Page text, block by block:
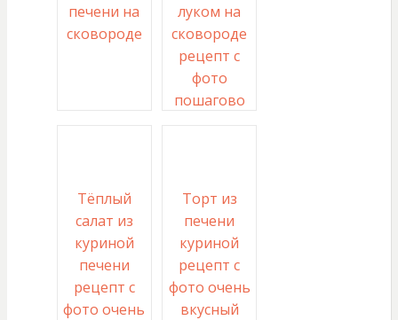
печени на
сковороде
луком на
сковороде
рецепт с
фото
пошагово
Тёплый
салат из
куриной
печени
рецепт с
фото очень
Торт из
печени
куриной
рецепт с
фото очень
вкусный